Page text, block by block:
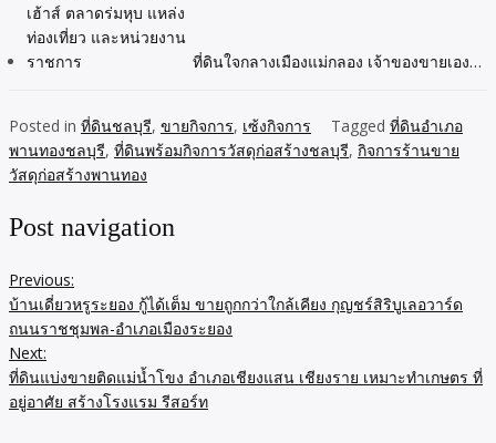
ที่ดินใจกลางเมืองแม่กลอง เจ้าของขายเอง…
Posted in ที่ดินชลบุรี, ขายกิจการ, เซ้งกิจการ Tagged ที่ดินอำเภอ
พานทองชลบุรี, ที่ดินพร้อมกิจการวัสดุก่อสร้างชลบุรี, กิจการร้านขาย
วัสดุก่อสร้างพานทอง
Post navigation
Previous:
บ้านเดี่ยวหรูระยอง กู้ได้เต็ม ขายถูกกว่าใกล้เคียง กุญชร์สิริบูเลอวาร์ด
ถนนราชชุมพล-อำเภอเมืองระยอง
Next:
ที่ดินแบ่งขายติดแม่น้ำโขง อำเภอเชียงแสน เชียงราย เหมาะทำเกษตร ที่
อยู่อาศัย สร้างโรงแรม รีสอร์ท